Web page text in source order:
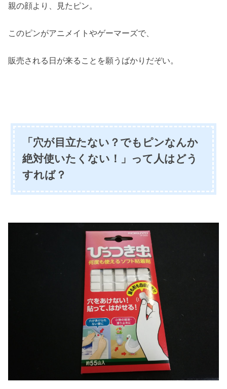
親の顔より、見たピン。
このピンがアニメイトやゲーマーズで、
販売される日が来ることを願うばかりだぞい。
「穴が目立たない？でもピンなんか
絶対使いたくない！」って人はどう
すれば？